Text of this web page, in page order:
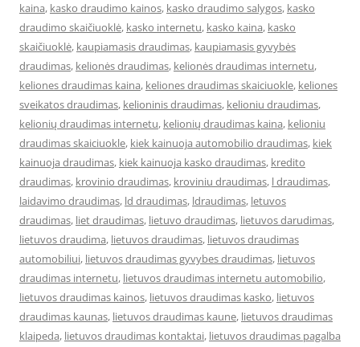
kaina, kasko draudimo kainos, kasko draudimo salygos, kasko
draudimo skaičiuoklė, kasko internetu, kasko kaina, kasko
skaičiuoklė, kaupiamasis draudimas, kaupiamasis gyvybės
draudimas, kelionės draudimas, kelionės draudimas internetu,
keliones draudimas kaina, keliones draudimas skaiciuokle, keliones
sveikatos draudimas, kelioninis draudimas, kelioniu draudimas,
kelionių draudimas internetu, kelionių draudimas kaina, kelioniu
draudimas skaiciuokle, kiek kainuoja automobilio draudimas, kiek
kainuoja draudimas, kiek kainuoja kasko draudimas, kredito
draudimas, krovinio draudimas, kroviniu draudimas, l draudimas,
laidavimo draudimas, ld draudimas, ldraudimas, letuvos
draudimas, liet draudimas, lietuvo draudimas, lietuvos darudimas,
lietuvos draudima, lietuvos draudimas, lietuvos draudimas
automobiliui, lietuvos draudimas gyvybes draudimas, lietuvos
draudimas internetu, lietuvos draudimas internetu automobilio,
lietuvos draudimas kainos, lietuvos draudimas kasko, lietuvos
draudimas kaunas, lietuvos draudimas kaune, lietuvos draudimas
klaipeda, lietuvos draudimas kontaktai, lietuvos draudimas pagalba